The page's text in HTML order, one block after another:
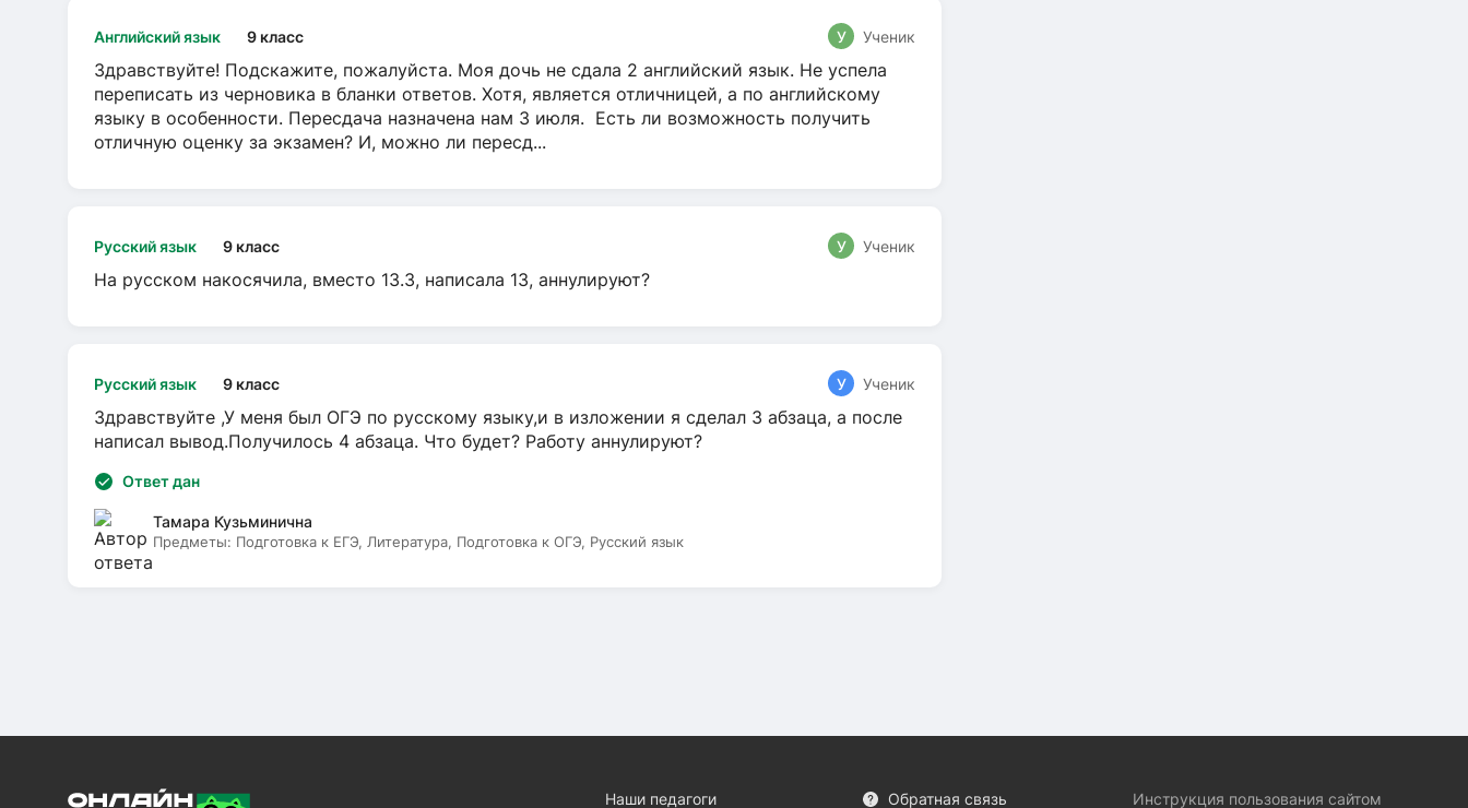
Английский язык 9 класс У Ученик
Здравствуйте! Подскажите, пожалуйста. Моя дочь не сдала 2 английский язык. Не успела
переписать из черновика в бланки ответов. Хотя, является отличницей, а по английскому
языку в особенности. Пересдача назначена нам 3 июля. Есть ли возможность получить
отличную оценку за экзамен? И, можно ли пересд...
Русский язык 9 класс У Ученик
На русском накосячила, вместо 13.3, написала 13, аннулируют?
Русский язык 9 класс У Ученик
Здравствуйте ,У меня был ОГЭ по русскому языку,и в изложении я сделал 3 абзаца, а после
написал вывод.Получилось 4 абзаца. Что будет? Работу аннулируют?
Ответ дан
Тамара Кузьминична
Предметы: Подготовка к ЕГЭ, Литература, Подготовка к ОГЭ, Русский язык
Наши педагоги Обратная связь Инструкция пользования сайтом